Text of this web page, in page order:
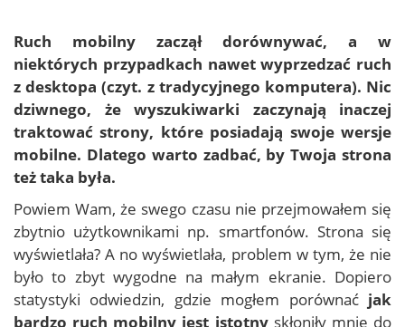
Ruch mobilny zaczął dorównywać, a w
niektórych przypadkach nawet wyprzedzać ruch
z desktopa (czyt. z tradycyjnego komputera). Nic
dziwnego, że wyszukiwarki zaczynają inaczej
traktować strony, które posiadają swoje wersje
mobilne. Dlatego warto zadbać, by Twoja strona
też taka była.
Powiem Wam, że swego czasu nie przejmowałem się
zbytnio użytkownikami np. smartfonów. Strona się
wyświetlała? A no wyświetlała, problem w tym, że nie
było to zbyt wygodne na małym ekranie. Dopiero
statystyki odwiedzin, gdzie mogłem porównać jak
bardzo ruch mobilny jest istotnyskłoniły mnie do